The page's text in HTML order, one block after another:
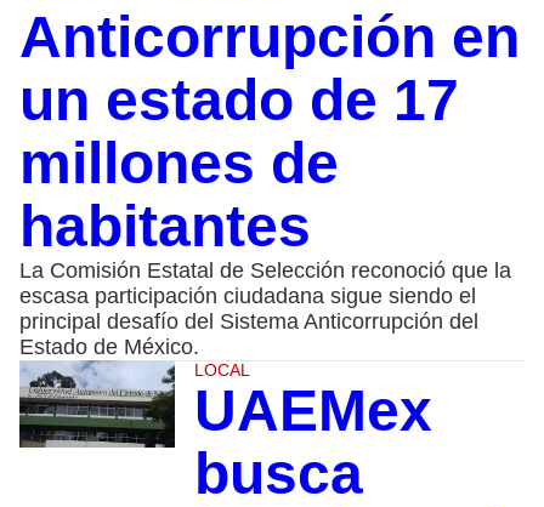
Anticorrupción en
un estado de 17
millones de
habitantes
La Comisión Estatal de Selección reconoció que la
escasa participación ciudadana sigue siendo el
principal desafío del Sistema Anticorrupción del
Estado de México.
LOCAL
UAEMex
busca